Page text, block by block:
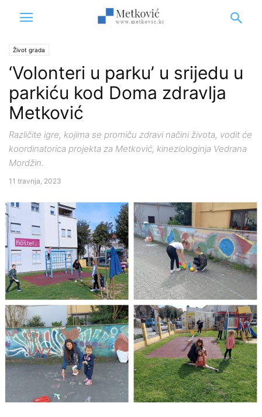
Život grada
‘Volonteri u parku’ u srijedu u
parkiću kod Doma zdravlja
Metković
Različite igre, kojima se promiču zdravi načini života, vodit će
koordinatorica projekta za Metković, kineziologinja Vedrana
Mordžin.
11 travnja, 2023